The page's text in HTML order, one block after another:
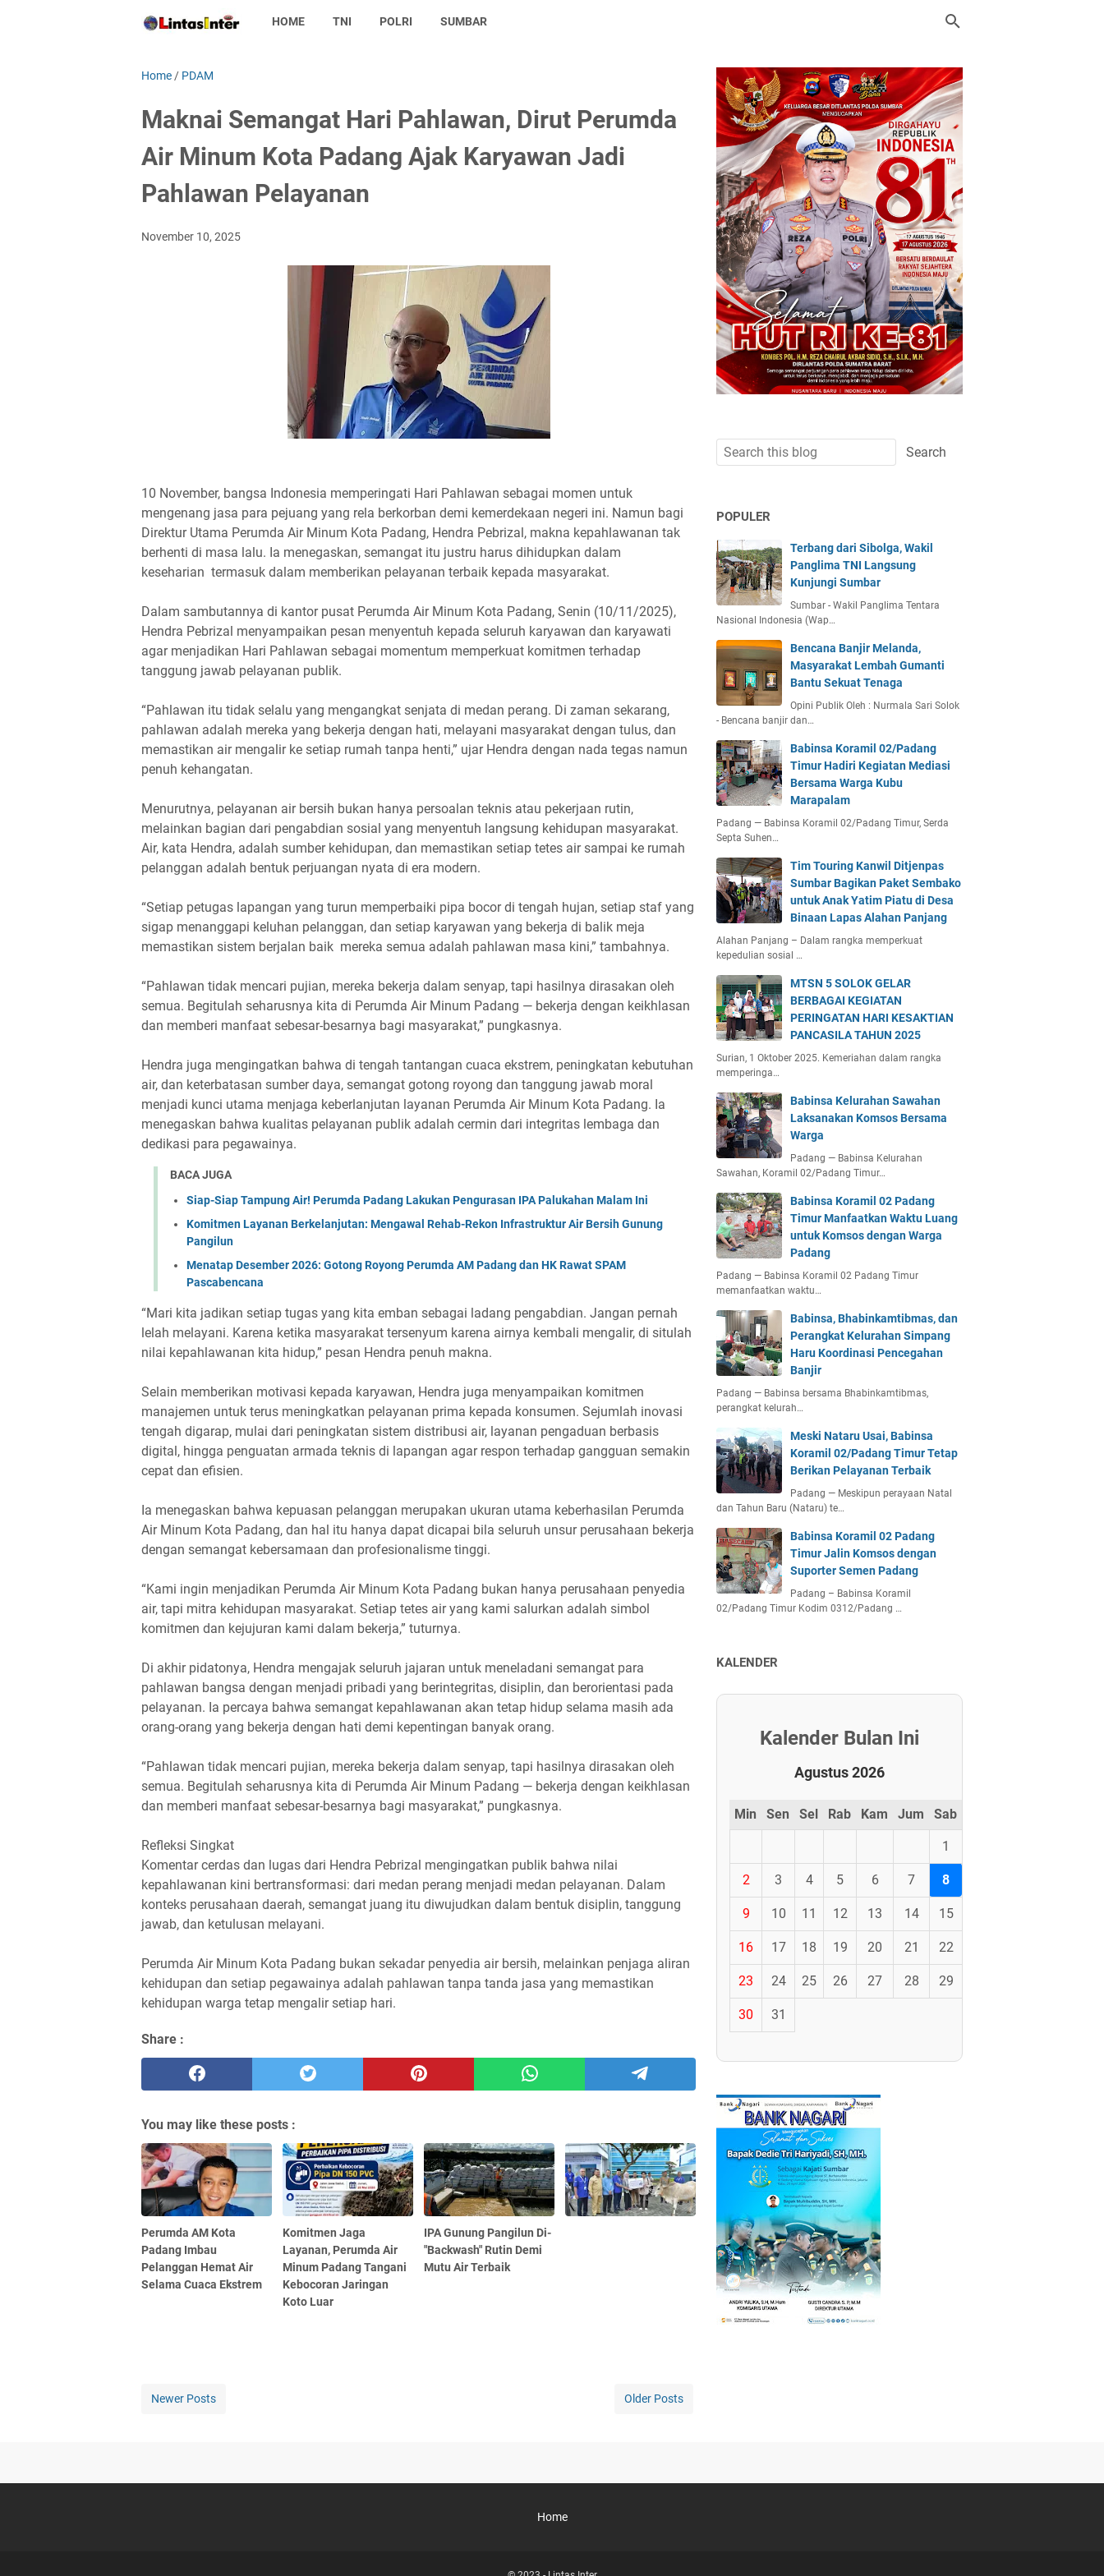
HOME TNI POLRI SUMBAR
Home / PDAM
Maknai Semangat Hari Pahlawan, Dirut Perumda
Air Minum Kota Padang Ajak Karyawan Jadi
Pahlawan Pelayanan
November 10, 2025
10 November, bangsa Indonesia memperingati Hari Pahlawan sebagai momen untuk
mengenang jasa para pejuang yang rela berkorban demi kemerdekaan negeri ini. Namun bagi
Direktur Utama Perumda Air Minum Kota Padang, Hendra Pebrizal, makna kepahlawanan tak
berhenti di masa lalu. Ia menegaskan, semangat itu justru harus dihidupkan dalam
keseharian termasuk dalam memberikan pelayanan terbaik kepada masyarakat.
Dalam sambutannya di kantor pusat Perumda Air Minum Kota Padang, Senin (10/11/2025),
Hendra Pebrizal menyampaikan pesan menyentuh kepada seluruh karyawan dan karyawati
agar menjadikan Hari Pahlawan sebagai momentum memperkuat komitmen terhadap
tanggung jawab pelayanan publik.
“Pahlawan itu tidak selalu yang mengangkat senjata di medan perang. Di zaman sekarang,
pahlawan adalah mereka yang bekerja dengan hati, melayani masyarakat dengan tulus, dan
memastikan air mengalir ke setiap rumah tanpa henti,” ujar Hendra dengan nada tegas namun
penuh kehangatan.
Menurutnya, pelayanan air bersih bukan hanya persoalan teknis atau pekerjaan rutin,
melainkan bagian dari pengabdian sosial yang menyentuh langsung kehidupan masyarakat.
Air, kata Hendra, adalah sumber kehidupan, dan memastikan setiap tetes air sampai ke rumah
pelanggan adalah bentuk perjuangan nyata di era modern.
“Setiap petugas lapangan yang turun memperbaiki pipa bocor di tengah hujan, setiap staf yang
sigap menanggapi keluhan pelanggan, dan setiap karyawan yang bekerja di balik meja
memastikan sistem berjalan baik mereka semua adalah pahlawan masa kini,” tambahnya.
“Pahlawan tidak mencari pujian, mereka bekerja dalam senyap, tapi hasilnya dirasakan oleh
semua. Begitulah seharusnya kita di Perumda Air Minum Padang — bekerja dengan keikhlasan
dan memberi manfaat sebesar-besarnya bagi masyarakat,” pungkasnya.
Hendra juga mengingatkan bahwa di tengah tantangan cuaca ekstrem, peningkatan kebutuhan
air, dan keterbatasan sumber daya, semangat gotong royong dan tanggung jawab moral
menjadi kunci utama menjaga keberlanjutan layanan Perumda Air Minum Kota Padang. Ia
menegaskan bahwa kualitas pelayanan publik adalah cermin dari integritas lembaga dan
dedikasi para pegawainya.
BACA JUGA
Siap-Siap Tampung Air! Perumda Padang Lakukan Pengurasan IPA Palukahan Malam Ini
Komitmen Layanan Berkelanjutan: Mengawal Rehab-Rekon Infrastruktur Air Bersih Gunung
Pangilun
Menatap Desember 2026: Gotong Royong Perumda AM Padang dan HK Rawat SPAM
Pascabencana
“Mari kita jadikan setiap tugas yang kita emban sebagai ladang pengabdian. Jangan pernah
lelah melayani. Karena ketika masyarakat tersenyum karena airnya kembali mengalir, di situlah
nilai kepahlawanan kita hidup,” pesan Hendra penuh makna.
Selain memberikan motivasi kepada karyawan, Hendra juga menyampaikan komitmen
manajemen untuk terus meningkatkan pelayanan prima kepada konsumen. Sejumlah inovasi
tengah digarap, mulai dari peningkatan sistem distribusi air, layanan pengaduan berbasis
digital, hingga penguatan armada teknis di lapangan agar respon terhadap gangguan semakin
cepat dan efisien.
Ia menegaskan bahwa kepuasan pelanggan merupakan ukuran utama keberhasilan Perumda
Air Minum Kota Padang, dan hal itu hanya dapat dicapai bila seluruh unsur perusahaan bekerja
dengan semangat kebersamaan dan profesionalisme tinggi.
“Kami ingin menjadikan Perumda Air Minum Kota Padang bukan hanya perusahaan penyedia
air, tapi mitra kehidupan masyarakat. Setiap tetes air yang kami salurkan adalah simbol
komitmen dan kejujuran kami dalam bekerja,” tuturnya.
Di akhir pidatonya, Hendra mengajak seluruh jajaran untuk meneladani semangat para
pahlawan bangsa dengan menjadi pribadi yang berintegritas, disiplin, dan berorientasi pada
pelayanan. Ia percaya bahwa semangat kepahlawanan akan tetap hidup selama masih ada
orang-orang yang bekerja dengan hati demi kepentingan banyak orang.
“Pahlawan tidak mencari pujian, mereka bekerja dalam senyap, tapi hasilnya dirasakan oleh
semua. Begitulah seharusnya kita di Perumda Air Minum Padang — bekerja dengan keikhlasan
dan memberi manfaat sebesar-besarnya bagi masyarakat,” pungkasnya.
Refleksi Singkat
Komentar cerdas dan lugas dari Hendra Pebrizal mengingatkan publik bahwa nilai
kepahlawanan kini bertransformasi: dari medan perang menjadi medan pelayanan. Dalam
konteks perusahaan daerah, semangat juang itu diwujudkan dalam bentuk disiplin, tanggung
jawab, dan ketulusan melayani.
Perumda Air Minum Kota Padang bukan sekadar penyedia air bersih, melainkan penjaga aliran
kehidupan dan setiap pegawainya adalah pahlawan tanpa tanda jasa yang memastikan
kehidupan warga tetap mengalir setiap hari.
Share :
You may like these posts :
Perumda AM Kota
Padang Imbau
Pelanggan Hemat Air
Selama Cuaca Ekstrem
Komitmen Jaga
Layanan, Perumda Air
Minum Padang Tangani
Kebocoran Jaringan
Koto Luar
IPA Gunung Pangilun Di-
"Backwash" Rutin Demi
Mutu Air Terbaik
Newer Posts Older Posts
POPULER
Terbang dari Sibolga, Wakil
Panglima TNI Langsung
Kunjungi Sumbar
Sumbar - Wakil Panglima Tentara
Nasional Indonesia (Wap…
Bencana Banjir Melanda,
Masyarakat Lembah Gumanti
Bantu Sekuat Tenaga
Opini Publik Oleh : Nurmala Sari Solok
- Bencana banjir dan…
Babinsa Koramil 02/Padang
Timur Hadiri Kegiatan Mediasi
Bersama Warga Kubu
Marapalam
Padang — Babinsa Koramil 02/Padang Timur, Serda
Septa Suhen…
Tim Touring Kanwil Ditjenpas
Sumbar Bagikan Paket Sembako
untuk Anak Yatim Piatu di Desa
Binaan Lapas Alahan Panjang
Alahan Panjang – Dalam rangka memperkuat
kepedulian sosial …
MTSN 5 SOLOK GELAR
BERBAGAI KEGIATAN
PERINGATAN HARI KESAKTIAN
PANCASILA TAHUN 2025
Surian, 1 Oktober 2025. Kemeriahan dalam rangka
memperinga…
Babinsa Kelurahan Sawahan
Laksanakan Komsos Bersama
Warga
Padang — Babinsa Kelurahan
Sawahan, Koramil 02/Padang Timur…
Babinsa Koramil 02 Padang
Timur Manfaatkan Waktu Luang
untuk Komsos dengan Warga
Padang
Padang — Babinsa Koramil 02 Padang Timur
memanfaatkan waktu…
Babinsa, Bhabinkamtibmas, dan
Perangkat Kelurahan Simpang
Haru Koordinasi Pencegahan
Banjir
Padang — Babinsa bersama Bhabinkamtibmas,
perangkat kelurah…
Meski Nataru Usai, Babinsa
Koramil 02/Padang Timur Tetap
Berikan Pelayanan Terbaik
Padang — Meskipun perayaan Natal
dan Tahun Baru (Nataru) te…
Babinsa Koramil 02 Padang
Timur Jalin Komsos dengan
Suporter Semen Padang
Padang – Babinsa Koramil
02/Padang Timur Kodim 0312/Padang …
KALENDER
Kalender Bulan Ini
Agustus 2026
Min Sen Sel Rab Kam Jum Sab
1
2 3 4 5 6 7 8
9 10 11 12 13 14 15
16 17 18 19 20 21 22
23 24 25 26 27 28 29
30 31
Home